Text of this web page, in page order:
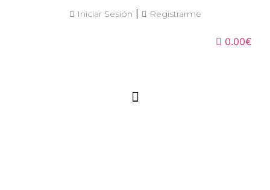
Iniciar Sesión Registrarme
0.00€